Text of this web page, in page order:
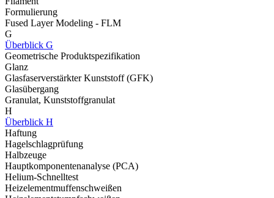
Formulierung
Fused Layer Modeling - FLM
G
Überblick G
Geometrische Produktspezifikation
Glanz
Glasfaserverstärkter Kunststoff (GFK)
Glasübergang
Granulat, Kunststoffgranulat
H
Überblick H
Haftung
Hagelschlagprüfung
Halbzeuge
Hauptkomponentenanalyse (PCA)
Helium-Schnelltest
Heizelementmuffenschweißen